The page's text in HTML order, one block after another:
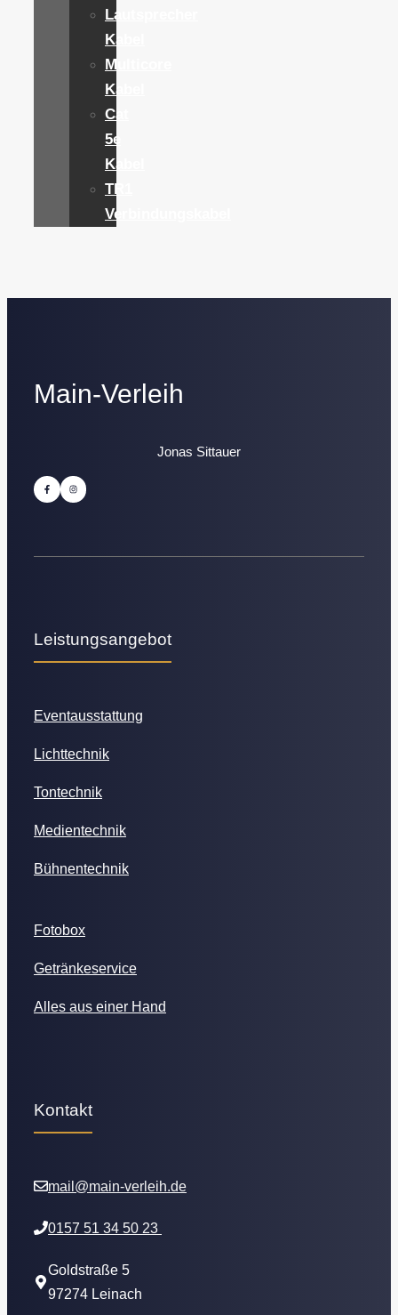
Lautsprecher
Kabel
Multicore
Kabel
Cat
5e
Kabel
TR1
Verbindungskabel
Main-Verleih
Jonas Sittauer
Leistungsangebot
Eventausstattung
Lichttechnik
Tontechnik
Medientechnik
Bühnentechnik
Fotobox
Getränkeservice
Alles aus einer Hand
Kontakt
mail@main-verleih.de
0157 51 34 50 23
Goldstraße 5
97274 Leinach